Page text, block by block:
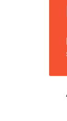
RÅD OCH